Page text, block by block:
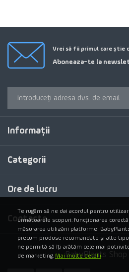
Vrei să fii primul care știe
Aboneaza-te la
Informaţii
Categorii
Ore de lucru
Contacte
BabyPlants
Te rugăm să ne dai acordul pentru
următoarele scopuri: funcționarea
măsurarea utilizării platformei
precum produse recomandate și alte
ne permită să îți arătăm cele mai
de marketing. Mai multe detalii